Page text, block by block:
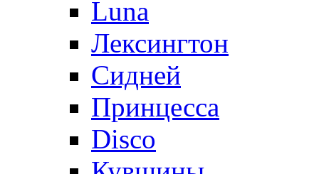
Luna
Лексингтон
Сидней
Принцесса
Disco